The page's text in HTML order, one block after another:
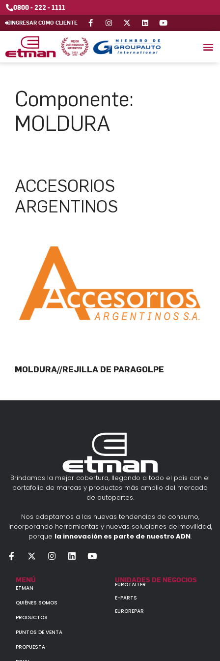
0800 - 222 - 1111
INGRESAR COMO CLIENTE
Componente:
MOLDURA
ACCESORIOS
ARGENTINOS
MOLDURA//REJILLA DE PARAGOLPE
Brindamos la mejor cobertura, llegando a todo el país con el
portafolio de marcas y productos más amplio del mercado
de autopartes.
Nos adaptamos a las nuevas tendencias de consumo,
incorporando herramientas y nuevas soluciones de movilidad,
porque la innovación es parte de nuestro ADN.
MENÚ
ETMAN
QUIÉNES SOMOS
PRODUCTOS
PUNTOS DE VENTA
PROPUESTA
UNIDADES DE NEGOCIOS
EUROTALLER
E-PARTS
EUROREPAR